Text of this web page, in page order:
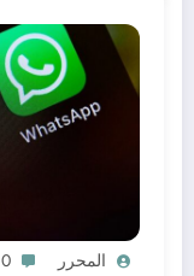
المحرر 0